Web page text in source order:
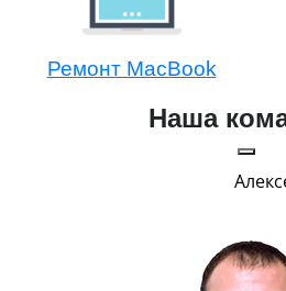
Ремонт MacBook
Наша